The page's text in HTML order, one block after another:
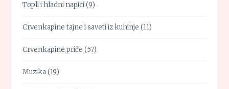
Topli i hladni napici(9)
Crvenkapine tajne i saveti iz kuhinje (11)
Crvenkapine priče (57)
Muzika(19)